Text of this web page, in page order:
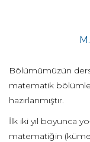
Bölümümüzün
matematik
hazırlanmıştır.
İlk iki yıl boyunca
matematiğin